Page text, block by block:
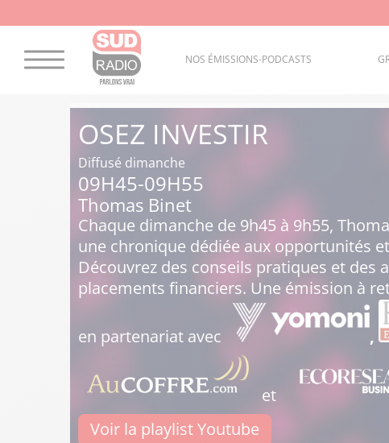
NOS ÉMISSIONS-PODCASTS
OSEZ INVESTIR
Diffusé dimanche
09H45-09H55
Thomas Binet
Chaque dimanche de 9h45 à 9h55,
une chronique dédiée aux opportunités
Découvrez des conseils pratiques et des
placements financiers. Une émission à
en partenariat avec ,
et
Voir la playlist Youtube